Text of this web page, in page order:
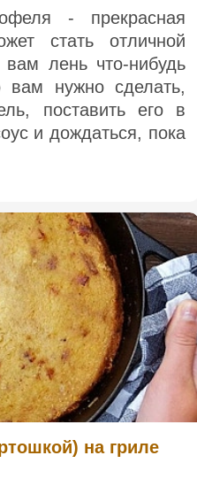
- прекрасная
стать отличной
лень что-нибудь
вам нужно сделать,
поставить его в
и дождаться, пока
на гриле